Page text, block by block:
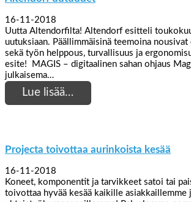
16-11-2018
Uutta Altendorfilta! Altendorf esitteli
uutuksiaan. Päällimmäisinä teemoina
sekä työn helppous, turvallisuus ja
esite! MAGIS – digitaalinen sahan ohjaus
julkaisema…
Lue lisää…
Projecta toivottaa aurinkoista kesää
16-11-2018
Koneet, komponentit ja tarvikkeet satoi tai
toivottaa hyvää kesää kaikille asiakkaillemme